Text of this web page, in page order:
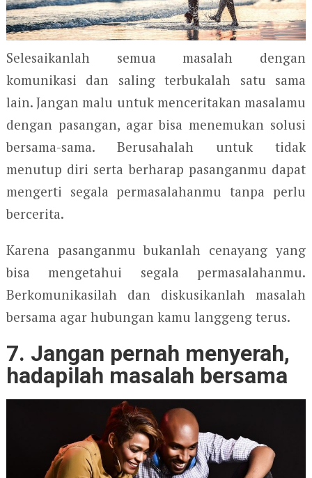
Selesaikanlah semua masalah dengan
komunikasi dan saling terbukalah satu sama
lain. Jangan malu untuk menceritakan masalamu
dengan pasangan, agar bisa menemukan solusi
bersama-sama. Berusahalah untuk tidak
menutup diri serta berharap pasanganmu dapat
mengerti segala permasalahanmu tanpa perlu
bercerita.
Karena pasanganmu bukanlah cenayang yang
bisa mengetahui segala permasalahanmu.
Berkomunikasilah dan diskusikanlah masalah
bersama agar hubungan kamu langgeng terus.
7. Jangan pernah menyerah,
hadapilah masalah bersama